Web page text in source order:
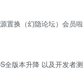
置换（幻隐论坛）会员啦
全版本升降 以及开发者